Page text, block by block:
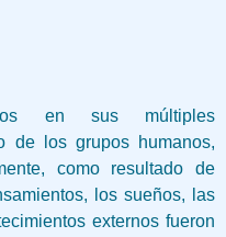
en sus múltiples
de los grupos humanos,
como resultado de
los sueños, las
externos fueron